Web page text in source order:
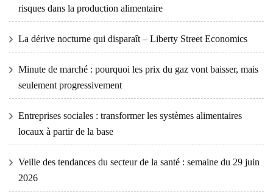
risques dans la production alimentaire
La dérive nocturne qui disparaît – Liberty Street Economics
Minute de marché : pourquoi les prix du gaz vont baisser, mais
seulement progressivement
Entreprises sociales : transformer les systèmes alimentaires
locaux à partir de la base
Veille des tendances du secteur de la santé : semaine du 29 juin
2026